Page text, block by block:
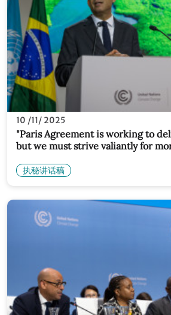
10 /11/ 2025
"Paris Agreement is working to
but we must strive valiantly for
执秘讲话稿